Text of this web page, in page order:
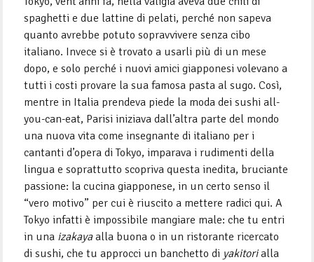
spaghetti e due lattine di pelati, perché non sapeva
quanto avrebbe potuto sopravvivere senza cibo
italiano. Invece si è trovato a usarli più di un mese
dopo, e solo perché i nuovi amici giapponesi volevano a
tutti i costi provare la sua famosa pasta al sugo. Così,
mentre in Italia prendeva piede la moda dei sushi all-
you-can-eat, Parisi iniziava dall’altra parte del mondo
una nuova vita come insegnante di italiano per i
cantanti d’opera di Tokyo, imparava i rudimenti della
lingua e soprattutto scopriva questa inedita, bruciante
passione: la cucina giapponese, in un certo senso il
“vero motivo” per cui è riuscito a mettere radici qui. A
Tokyo infatti è impossibile mangiare male: che tu entri
in una izakayaalla buona o in un ristorante ricercato
di sushi, che tu approcci un banchetto di yakitorialla